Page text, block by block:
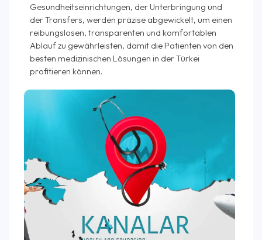
Gesundheitseinrichtungen, der Unterbringung und
der Transfers, werden präzise abgewickelt, um einen
reibungslosen, transparenten und komfortablen
Ablauf zu gewährleisten, damit die Patienten von den
besten medizinischen Lösungen in der Türkei
profitieren können.